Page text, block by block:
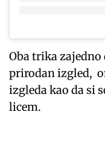
Oba trika
prirodan izgled,
izgleda kao da si
licem.